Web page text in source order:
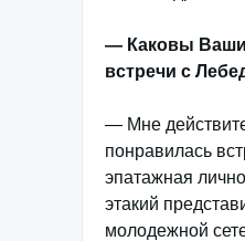
— Каковы Ваши
встречи с
— Мне
понравилась
эпатажная
этакий
молодежной